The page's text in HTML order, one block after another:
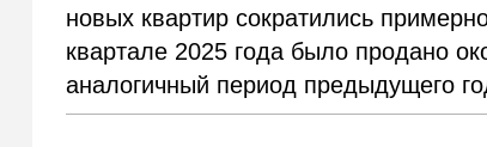
новых квартир сократились
квартале 2025 года было продано
аналогичный период предыдущего